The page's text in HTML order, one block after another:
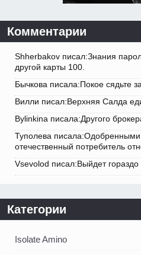
Комментарии
Shherbakov писал:Знания
другой карты 100.
Бычкова писала:Покое сядьте
Вилли писал:Верхняя Салда
Bylinkina писала:Другого
Туполева писала:Одобренными
отечественный потребитель
Vsevolod писал:Выйдет гораздо
Категории
Isolate Amino